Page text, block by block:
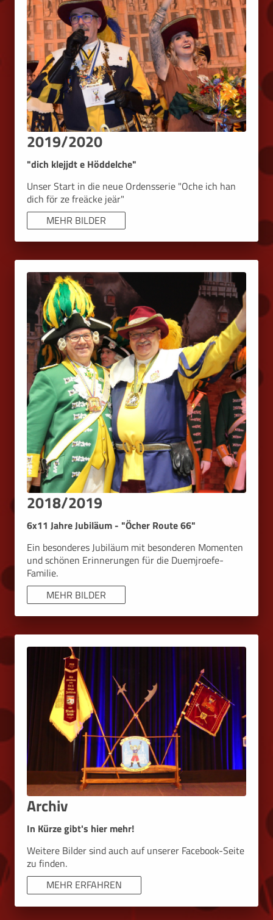
2019/2020
"dich klejjdt e Höddelche"
Unser Start in die neue Ordensserie "Oche ich han
dich för ze freäcke jeär"
MEHR BILDER
2018/2019
6x11 Jahre Jubiläum - "Öcher Route 66"
Ein besonderes Jubiläum mit besonderen Momenten
und schönen Erinnerungen für die Duemjroefe-
Familie.
MEHR BILDER
Archiv
In Kürze gibt's hier mehr!
Weitere Bilder sind auch auf unserer Facebook-Seite
zu finden.
MEHR ERFAHREN